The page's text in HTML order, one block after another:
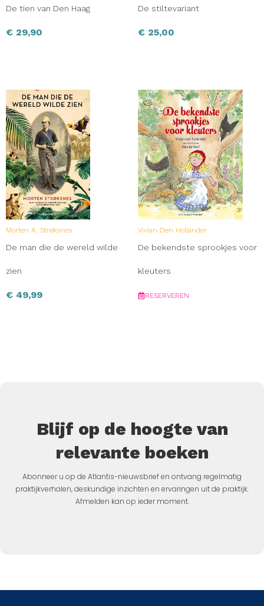
De tien van Den Haag
€ 29,90
De stiltevariant
€ 25,00
Morten A. Strøksnes
De man die de wereld wilde
zien
€ 49,99
Vivian Den Hollander
De bekendste sprookjes voor
kleuters
RESERVEREN
Blijf op de hoogte van
relevante boeken
Abonneer u op de Atlantis-nieuwsbrief en ontvang regelmatig
praktijkverhalen, deskundige inzichten en ervaringen uit de praktijk.
Afmelden kan op ieder moment.